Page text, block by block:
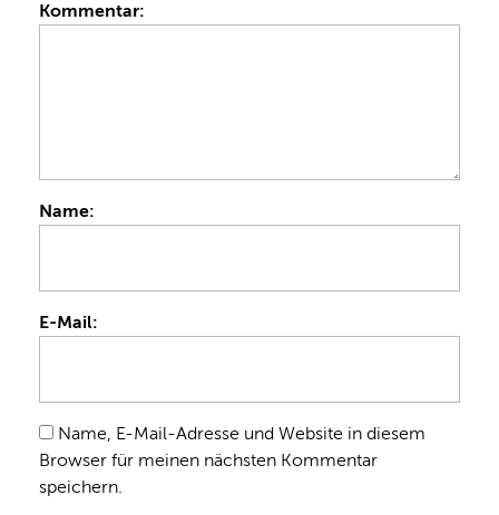
Kommentar:
Name:
E-Mail:
Name, E-Mail-Adresse und Website in diesem
Browser für meinen nächsten Kommentar
speichern.